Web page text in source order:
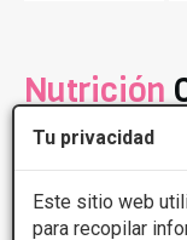
Tu privacidad
Este sitio web
para recopilar
Nutrición
GRAN VÍA
nutricionales para
expertos en la